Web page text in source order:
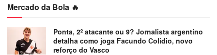
Mercado da Bola 🔥
Ponta, 2º atacante ou 9? Jornalista argentino
detalha como joga Facundo Colidio, novo
reforço do Vasco